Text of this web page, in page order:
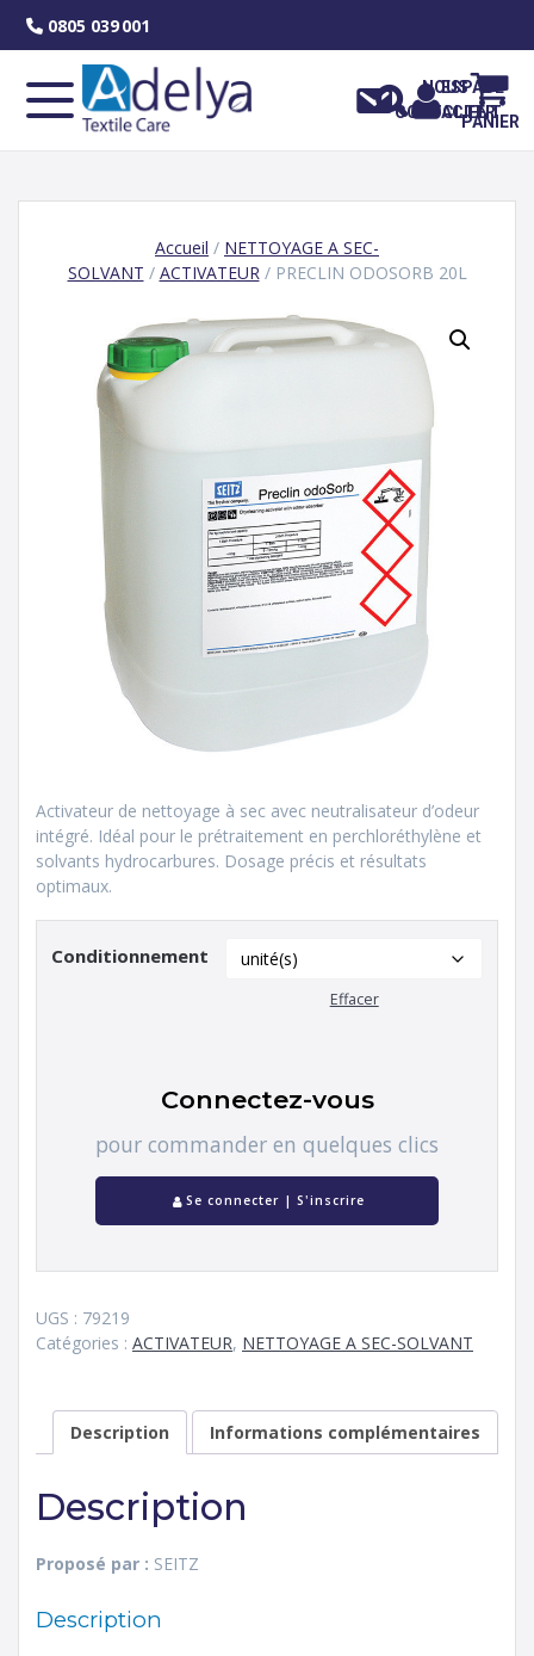
0805 039 001
NOUS
CONTACTER
ESPACE
CLIENT
PANIER
Accueil / NETTOYAGE A SEC-
SOLVANT / ACTIVATEUR/ PRECLIN ODOSORB 20L
Activateur de nettoyage à sec avec neutralisateur d’odeur
intégré. Idéal pour le prétraitement en perchloréthylène et
solvants hydrocarbures. Dosage précis et résultats
optimaux.
Conditionnement
Effacer
Connectez-vous
pour commander en quelques clics
Se connecter | S'inscrire
UGS : 79219
Catégories : ACTIVATEUR, NETTOYAGE A SEC-SOLVANT
Description Informations complémentaires
Description
Proposé par : SEITZ
Description